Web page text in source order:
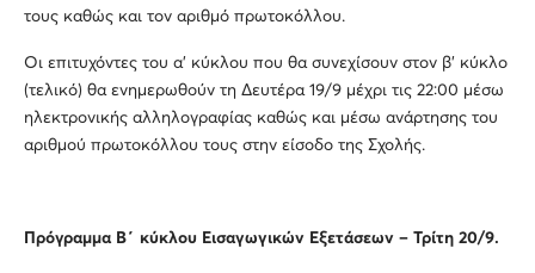
τους καθώς και τον αριθμό πρωτοκόλλου.
Οι επιτυχόντες του α’ κύκλου που θα συνεχίσουν στον β’ κύκλο
(τελικό) θα ενημερωθούν τη Δευτέρα 19/9 μέχρι τις 22:00 μέσω
ηλεκτρονικής αλληλογραφίας καθώς και μέσω ανάρτησης του
αριθμού πρωτοκόλλου τους στην είσοδο της Σχολής.
Πρόγραμμα Β΄ κύκλου Εισαγωγικών Εξετάσεων – Τρίτη 20/9.